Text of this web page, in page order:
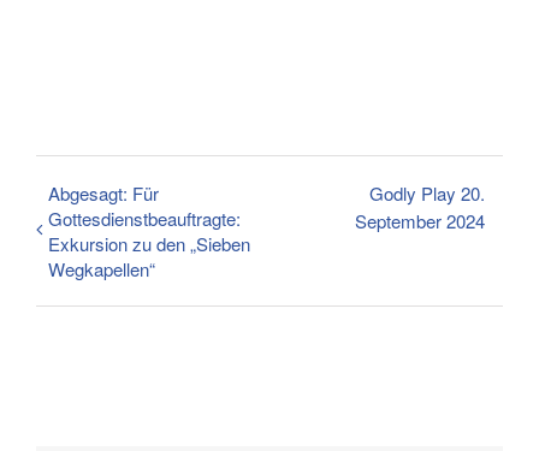
Abgesagt: Für
Gottesdienstbeauftragte:
Exkursion zu den „Sieben
Wegkapellen“
Godly Play 20.
September 2024